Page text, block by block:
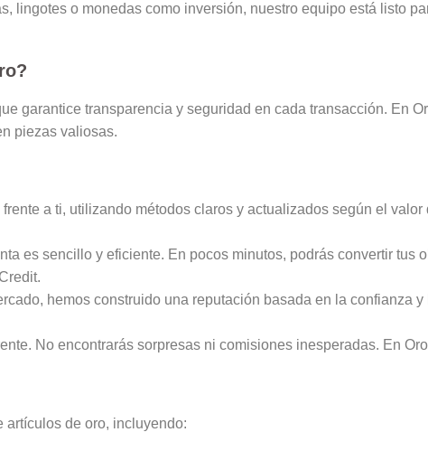
lingotes o monedas como inversión, nuestro equipo está listo
?
garantice transparencia y seguridad en cada transacción. En
piezas valiosas.
a ti, utilizando métodos claros y actualizados según el
es sencillo y eficiente. En pocos minutos, podrás convertir tus
hemos construido una reputación basada en la confianza
No encontrarás sorpresas ni comisiones inesperadas. En
artículos de oro, incluyendo: